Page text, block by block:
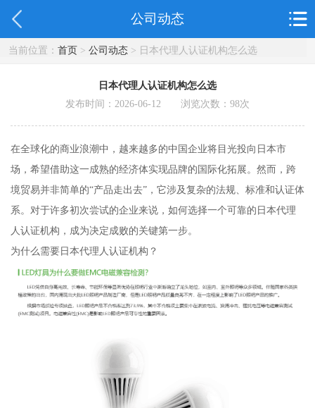
公司动态
当前位置： 首页> 公司动态> 日本代理人认证机构怎么选
日本代理人认证机构怎么选
发布时间：2026-06-12 浏览次数： 98次
在全球化的商业浪潮中，越来越多的中国企业将目光投向日本市
场，希望借助这一成熟的经济体实现品牌的国际化拓展。然而，跨
境贸易并非简单的“产品走出去”，它涉及复杂的法规、标准和认证体
系。对于许多初次尝试的企业来说，如何选择一个可靠的日本代理
人认证机构，成为决定成败的关键第一步。
为什么需要日本代理人认证机构？